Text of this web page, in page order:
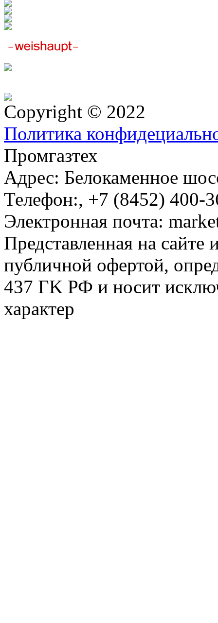
Copyright © 2022
Политика
Промгазтех
Адрес: Белокаменное
Телефон:, +7 (8452) 400-
Электронная почта:
Представленная на сайте
публичной офертой,
437 ГK РФ и носит
характер